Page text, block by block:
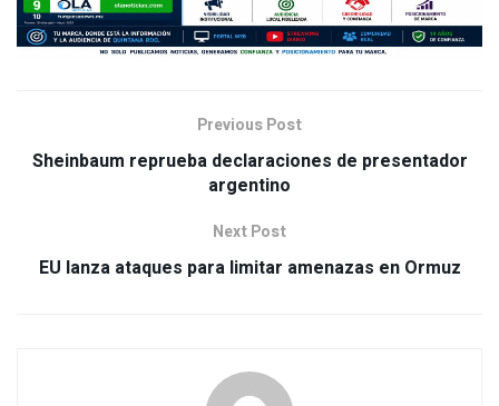
Previous Post
Sheinbaum reprueba declaraciones de presentador
argentino
Next Post
EU lanza ataques para limitar amenazas en Ormuz